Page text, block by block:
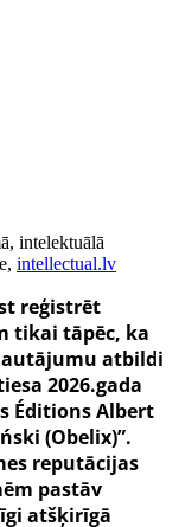
intelektuālā
intellectual.lv
reģistrēt
tikai tāpēc, ka
atbildi
2026.gada
Éditions Albert
(Obelix)”.
reputācijas
pastāv
atšķirīgā